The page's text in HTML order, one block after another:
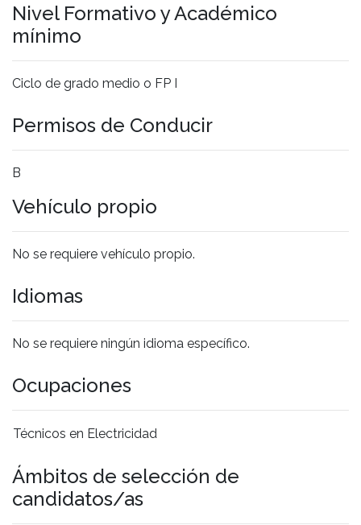
Nivel Formativo y Académico
mínimo
Ciclo de grado medio o FP I
Permisos de Conducir
B
Vehículo propio
No se requiere vehículo propio.
Idiomas
No se requiere ningún idioma específico.
Ocupaciones
Técnicos en Electricidad
Ámbitos de selección de
candidatos/as